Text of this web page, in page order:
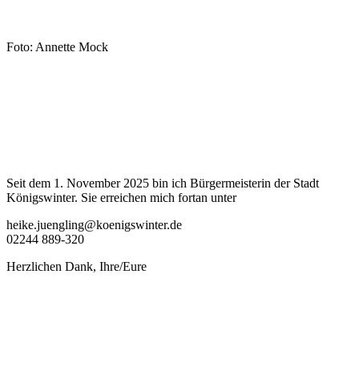
Foto: Annette Mock
Seit dem 1. November 2025 bin ich Bürgermeisterin der Stadt
Königswinter. Sie erreichen mich fortan unter
heike.juengling@koenigswinter.de
02244 889-320
Herzlichen Dank, Ihre/Eure